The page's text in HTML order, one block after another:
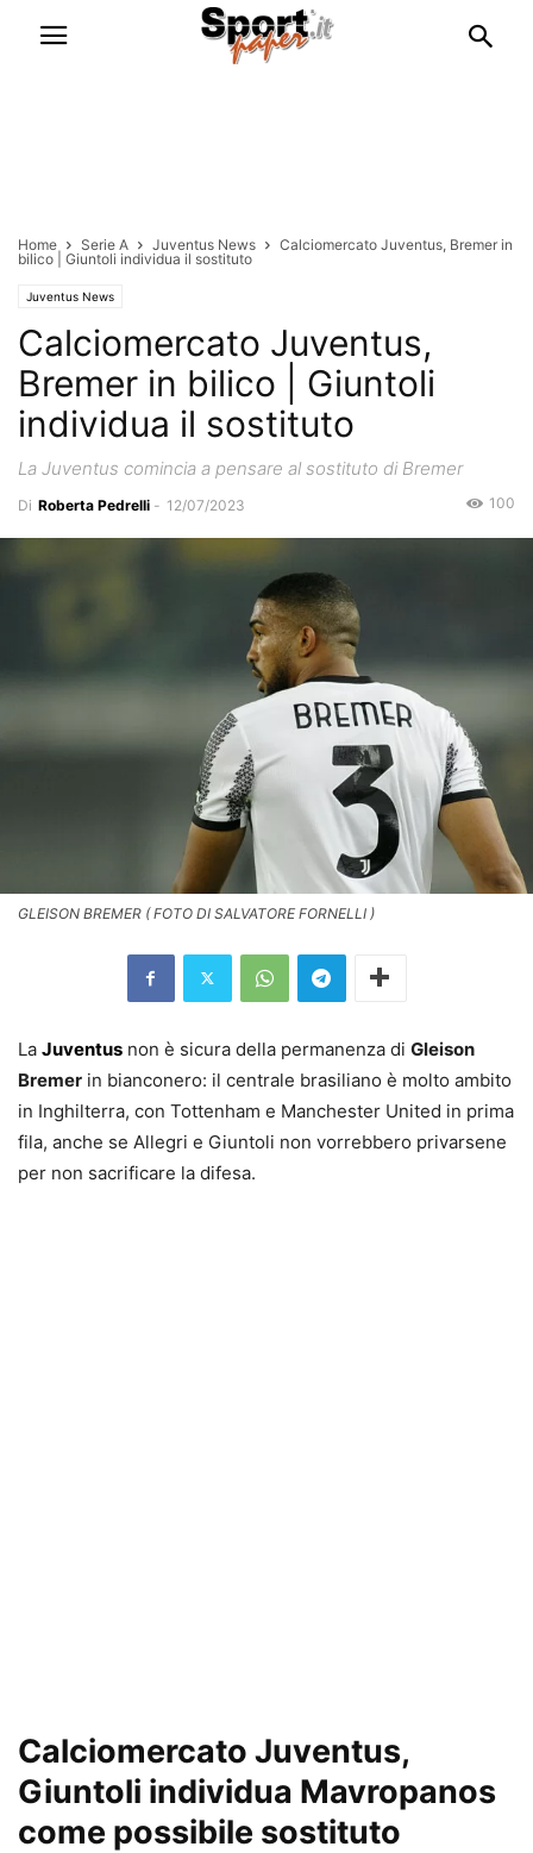
Home Serie A Juventus News
Calciomercato Juventus, Bremer in
bilico | Giuntoli individua il sostituto
Juventus News
Calciomercato Juventus,
Bremer in bilico | Giuntoli
individua il sostituto
La Juventus comincia a pensare al sostituto di Bremer
Di Roberta Pedrelli - 12/07/2023 100
GLEISON BREMER ( FOTO DI SALVATORE FORNELLI )
La Juventus non è sicura della permanenza di Gleison
Bremer in bianconero: il centrale brasiliano è molto ambito
in Inghilterra, con Tottenham e Manchester United in prima
fila, anche se Allegri e Giuntoli non vorrebbero privarsene
per non sacrificare la difesa.
Calciomercato Juventus,
Giuntoli individua Mavropanos
come possibile sostituto